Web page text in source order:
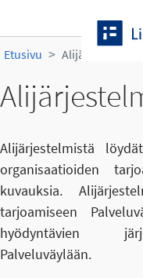
Etusivu Alijärjestelmät
Alijärjestelmistä
organisaatioiden
kuvauksia.
tarjoamiseen
hyödyntävien
Palveluväylään.